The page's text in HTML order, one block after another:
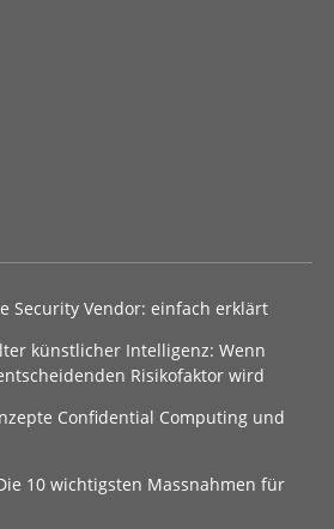
Security Vendor: einfach erklärt
künstlicher Intelligenz: Wenn
Risikofaktor wird
Confidential Computing und
10 wichtigsten Massnahmen für